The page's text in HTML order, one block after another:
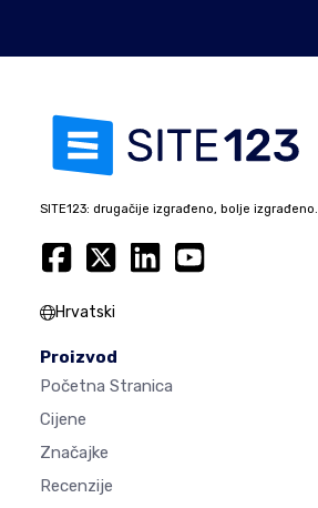
SITE123: drugačije izgrađeno, bolje izgrađeno.
Hrvatski
Proizvod
Početna Stranica
Cijene
Značajke
Recenzije